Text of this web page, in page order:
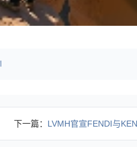
下一篇： LVMH官宣FENDI与